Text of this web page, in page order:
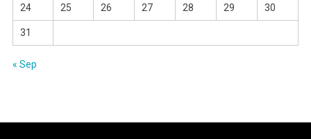
24 25 26 27 28 29 30
31
« Sep